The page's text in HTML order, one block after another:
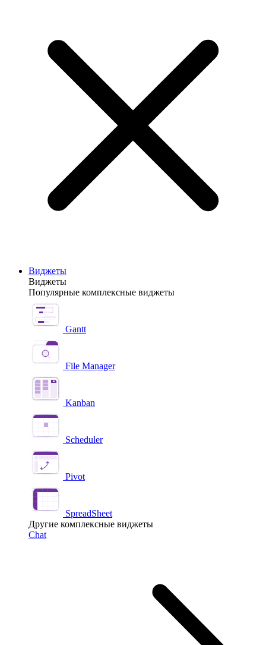
Виджеты
Виджеты
Популярные комплексные виджеты
Gantt
File Manager
Kanban
Scheduler
Pivot
SpreadSheet
Другие комплексные виджеты
Chat